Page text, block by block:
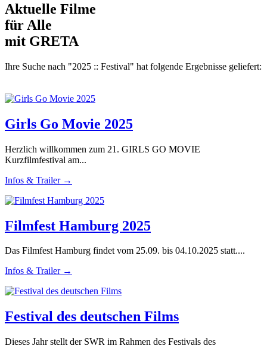
Aktuelle Filme
für Alle
mit GRETA
Ihre Suche nach "2025 :: Festival" hat folgende Ergebnisse geliefert:
Girls Go Movie 2025
Herzlich willkommen zum 21. GIRLS GO MOVIE
Kurzfilmfestival am...
Infos & Trailer →
Filmfest Hamburg 2025
Das Filmfest Hamburg findet vom 25.09. bis 04.10.2025 statt....
Infos & Trailer →
Festival des deutschen Films
Dieses Jahr stellt der SWR im Rahmen des Festivals des